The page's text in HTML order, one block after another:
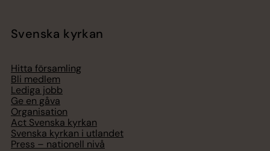
Svenska kyrkan
Hitta församling
Bli medlem
Lediga jobb
Ge en gåva
Organisation
Act Svenska kyrkan
Svenska kyrkan i utlandet
Press – nationell nivå